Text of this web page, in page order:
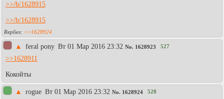
>>/b/1628915
>>/b/1628915
>>1628924
▲ feral pony Вт 01 Мар 2016 23:32 No. 1628923 527
>>1628911
Кокойты
▲ rogue Вт 01 Мар 2016 23:32 No. 1628924 528